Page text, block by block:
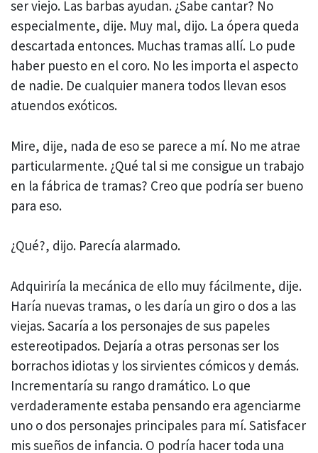
ser viejo. Las barbas ayudan. ¿Sabe cantar? No
especialmente, dije. Muy mal, dijo. La ópera queda
descartada entonces. Muchas tramas allí. Lo pude
haber puesto en el coro. No les importa el aspecto
de nadie. De cualquier manera todos llevan esos
atuendos exóticos.
Mire, dije, nada de eso se parece a mí. No me atrae
particularmente. ¿Qué tal si me consigue un trabajo
en la fábrica de tramas? Creo que podría ser bueno
para eso.
¿Qué?, dijo. Parecía alarmado.
Adquiriría la mecánica de ello muy fácilmente, dije.
Haría nuevas tramas, o les daría un giro o dos a las
viejas. Sacaría a los personajes de sus papeles
estereotipados. Dejaría a otras personas ser los
borrachos idiotas y los sirvientes cómicos y demás.
Incrementaría su rango dramático. Lo que
verdaderamente estaba pensando era agenciarme
uno o dos personajes principales para mí. Satisfacer
mis sueños de infancia. O podría hacer toda una